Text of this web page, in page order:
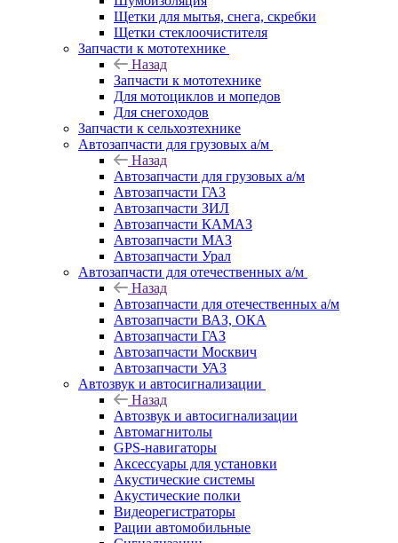
Щетки для мытья, снега, скребки
Щетки стеклоочистителя
Запчасти к мототехнике
Назад
Запчасти к мототехнике
Для мотоциклов и мопедов
Для снегоходов
Запчасти к сельхозтехнике
Автозапчасти для грузовых а/м
Назад
Автозапчасти для грузовых а/м
Автозапчасти ГАЗ
Автозапчасти ЗИЛ
Автозапчасти КАМАЗ
Автозапчасти МАЗ
Автозапчасти Урал
Автозапчасти для отечественных а/м
Назад
Автозапчасти для отечественных а/м
Автозапчасти ВАЗ, ОКА
Автозапчасти ГАЗ
Автозапчасти Москвич
Автозапчасти УАЗ
Автозвук и автосигнализации
Назад
Автозвук и автосигнализации
Автомагнитолы
GPS-навигаторы
Аксессуары для установки
Акустические системы
Акустические полки
Видеорегистраторы
Рации автомобильные